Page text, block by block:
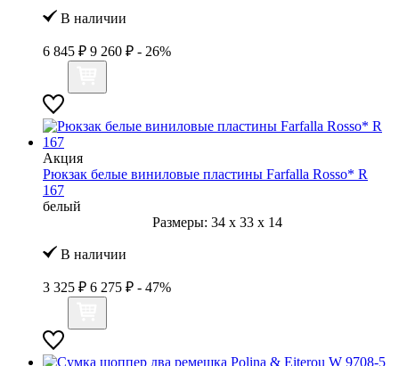
В наличии
6 845 ₽ 9 260 ₽ - 26%
Акция
Рюкзак белые виниловые пластины Farfalla Rosso* R
167
белый
Размеры: 34 x 33 x 14
В наличии
3 325 ₽ 6 275 ₽ - 47%